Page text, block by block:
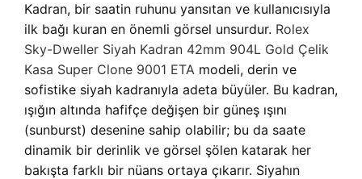
Kadran, bir saatin ruhunu yansıtan ve kullanıcısıyla
ilk bağı kuran en önemli görsel unsurdur. Rolex
Sky-Dweller Siyah Kadran 42mm 904L Gold Çelik
Kasa Super Clone 9001 ETA modeli, derin ve
sofistike siyah kadranıyla adeta büyüler. Bu kadran,
ışığın altında hafifçe değişen bir güneş ışını
(sunburst) desenine sahip olabilir; bu da saate
dinamik bir derinlik ve görsel şölen katarak her
bakışta farklı bir nüans ortaya çıkarır. Siyahın